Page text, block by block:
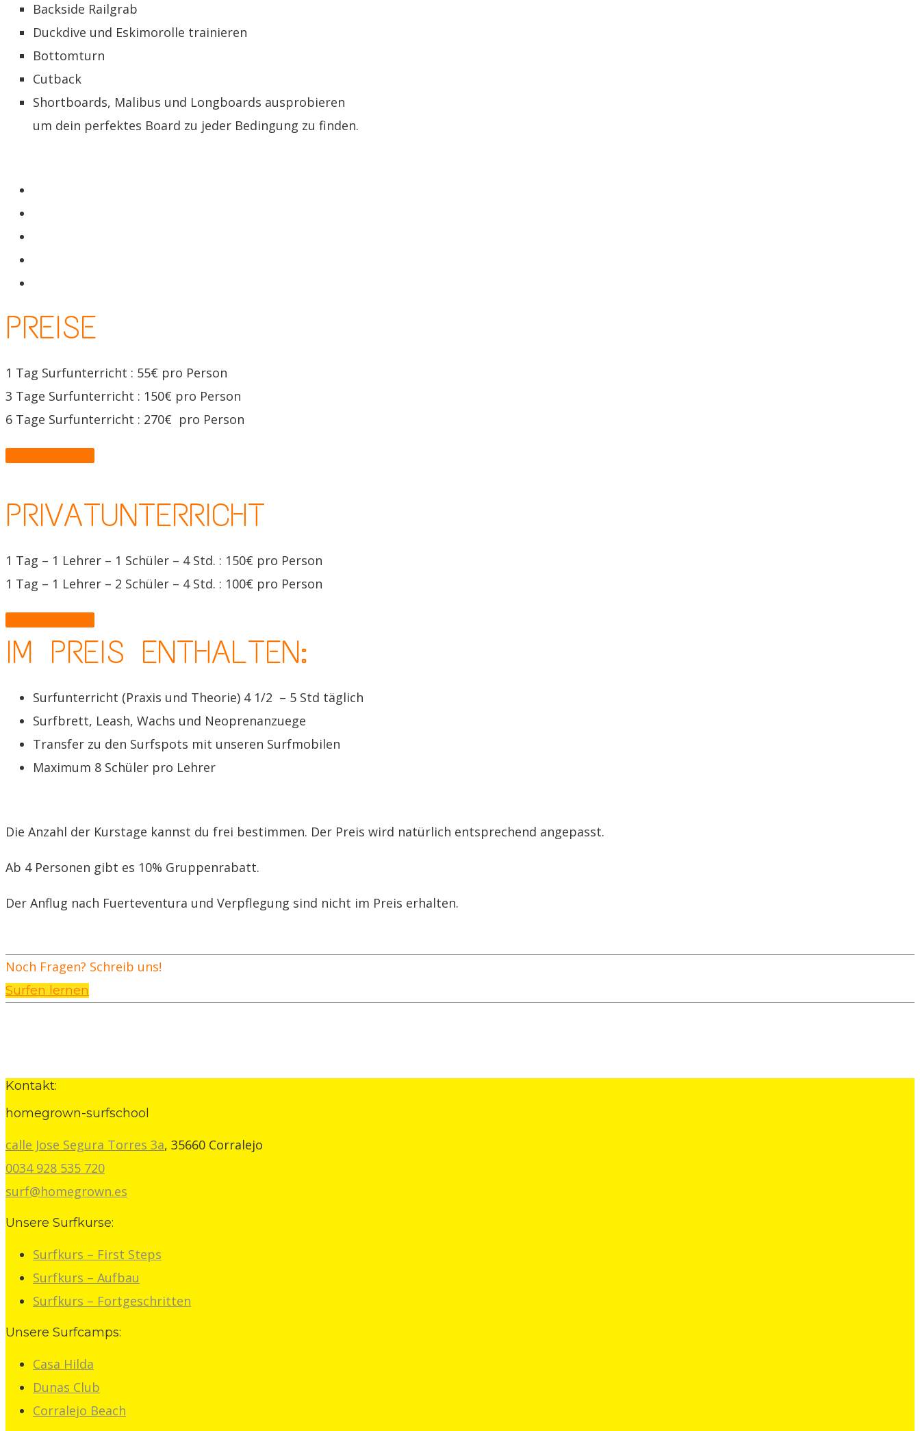
Backside Railgrab
Duckdive und Eskimorolle trainieren
Bottomturn
Cutback
Shortboards, Malibus und Longboards ausprobieren
um dein perfektes Board zu jeder Bedingung zu finden.
PREISE
1 Tag Surfunterricht : 55€ pro Person
3 Tage Surfunterricht : 150€ pro Person
6 Tage Surfunterricht : 270€ pro Person
PRIVATUNTERRICHT
1 Tag – 1 Lehrer – 1 Schüler – 4 Std. : 150€ pro Person
1 Tag – 1 Lehrer – 2 Schüler – 4 Std. : 100€ pro Person
IM PREIS ENTHALTEN:
Surfunterricht (Praxis und Theorie) 4 1/2 – 5 Std täglich
Surfbrett, Leash, Wachs und Neoprenanzuege
Transfer zu den Surfspots mit unseren Surfmobilen
Maximum 8 Schüler pro Lehrer
Die Anzahl der Kurstage kannst du frei bestimmen. Der Preis wird natürlich entsprechend angepasst.
Ab 4 Personen gibt es 10% Gruppenrabatt.
Der Anflug nach Fuerteventura und Verpflegung sind nicht im Preis erhalten.
Noch Fragen? Schreib uns!
Surfen lernen
Kontakt:
homegrown-surfschool
calle Jose Segura Torres 3a, 35660 Corralejo
0034 928 535 720
surf@homegrown.es
Unsere Surfkurse:
Surfkurs – First Steps
Surfkurs – Aufbau
Surfkurs – Fortgeschritten
Unsere Surfcamps:
Casa Hilda
Dunas Club
Corralejo Beach